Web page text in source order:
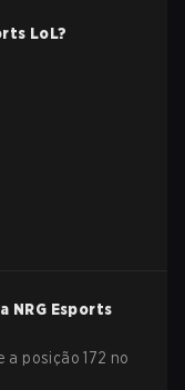
LoL?
NRG Esports
a posição 172 no